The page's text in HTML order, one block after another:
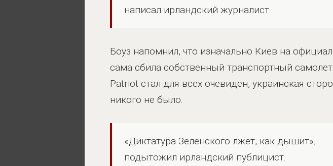
написал ирландский журналист.
Боуз напомнил, что изначально Киев на
сама сбила собственный транспортный
Patriot стал для всех очевиден, украинская
никого не было.
«Диктатура Зеленского лжет, как дышит»,
подытожил ирландский публицист.